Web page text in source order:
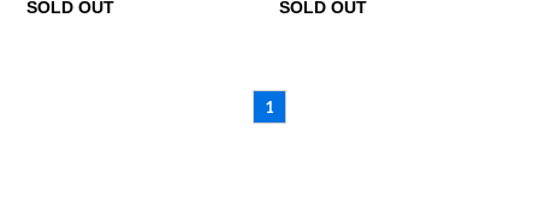
SOLD OUT SOLD OUT
1